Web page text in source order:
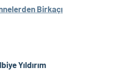
Birkaçı
Yıldırım